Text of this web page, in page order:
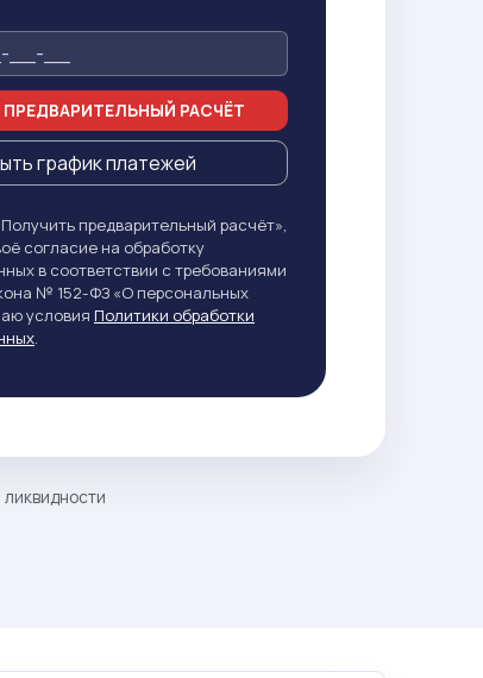
РАСЧЁТ
график платежей
предварительный расчёт»,
согласие на обработку
в соответствии с требованиями
№ 152-ФЗ «О персональных
условия Политики обработки
.